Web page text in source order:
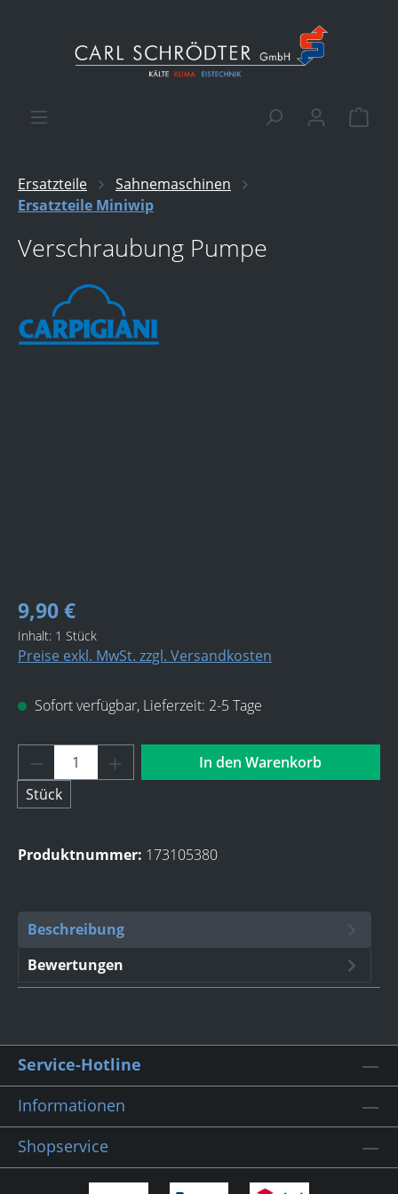
Ersatzteile
Sahnemaschinen
Ersatzteile Miniwip
Verschraubung Pumpe
9,90 €
Inhalt: 1 Stück
Preise exkl. MwSt. zzgl. Versandkosten
Sofort verfügbar, Lieferzeit: 2-5 Tage
Produkt Anzahl: Gib den gewünschten
Stück
In den Warenkorb
Produktnummer: 173105380
Beschreibung
Bewertungen
Service-Hotline
Informationen
Shopservice